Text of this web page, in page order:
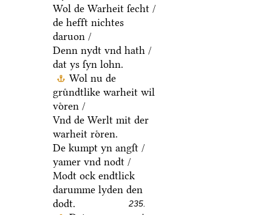
Wol de Warheit ſecht /
de hefft nichtes
daruon /
Denn nydt vnd hath /
dat ys ſyn lohn.
Wol nu de
gruͤndtlike warheit wil
voͤren /
Vnd de Werlt mit der
warheit roͤren.
De kumpt yn angſt /
yamer vnd nodt /
Modt ock endtlick
darumme lyden den
dodt.
235.